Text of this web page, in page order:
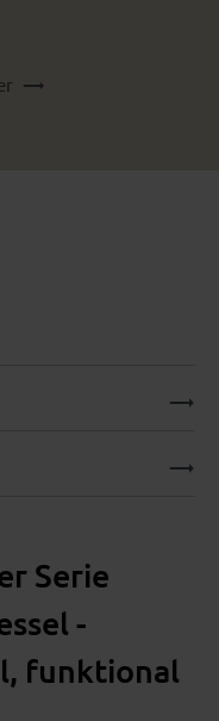
Serie
-
funktional